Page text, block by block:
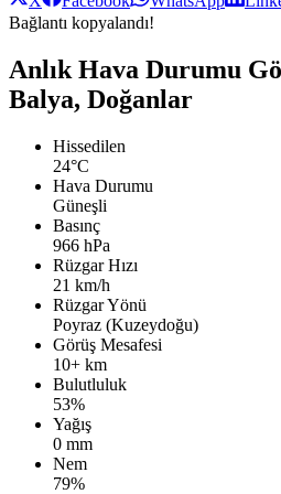
Bağlantı kopyalandı!
Anlık Hava Durumu
Balya, Doğanlar
Hissedilen
24°C
Hava Durumu
Güneşli
Basınç
966 hPa
Rüzgar Hızı
21 km/h
Rüzgar Yönü
Poyraz (Kuzeydoğu)
Görüş Mesafesi
10+ km
Bulutluluk
53%
Yağış
0 mm
Nem
79%